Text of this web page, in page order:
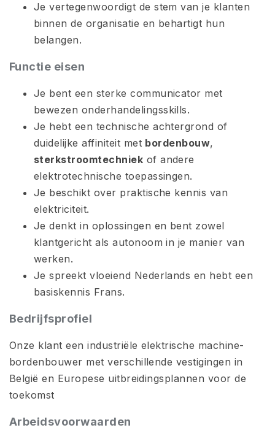
Je vertegenwoordigt de stem van je klanten
binnen de organisatie en behartigt hun
belangen.
Functie eisen
Je bent een sterke communicator met
bewezen onderhandelingsskills.
Je hebt een technische achtergrond of
duidelijke affiniteit met bordenbouw,
sterkstroomtechniek of andere
elektrotechnische toepassingen.
Je beschikt over praktische kennis van
elektriciteit.
Je denkt in oplossingen en bent zowel
klantgericht als autonoom in je manier van
werken.
Je spreekt vloeiend Nederlands en hebt een
basiskennis Frans.
Bedrijfsprofiel
Onze klant een industriële elektrische machine-
bordenbouwer met verschillende vestigingen in
België en Europese uitbreidingsplannen voor de
toekomst
Arbeidsvoorwaarden